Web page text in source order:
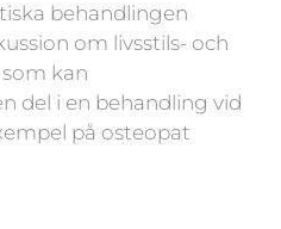
behandlingen
om livsstils- och
kan
del i en behandling vid
på osteopat